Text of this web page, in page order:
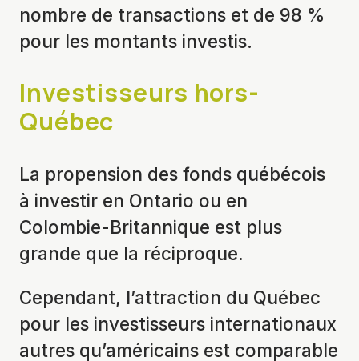
nombre de transactions et de 98 %
pour les montants investis.
Investisseurs hors-
Québec
La propension des fonds québécois
à investir en Ontario ou en
Colombie-Britannique est plus
grande que la réciproque.
Cependant, l’attraction du Québec
pour les investisseurs internationaux
autres qu’américains est comparable